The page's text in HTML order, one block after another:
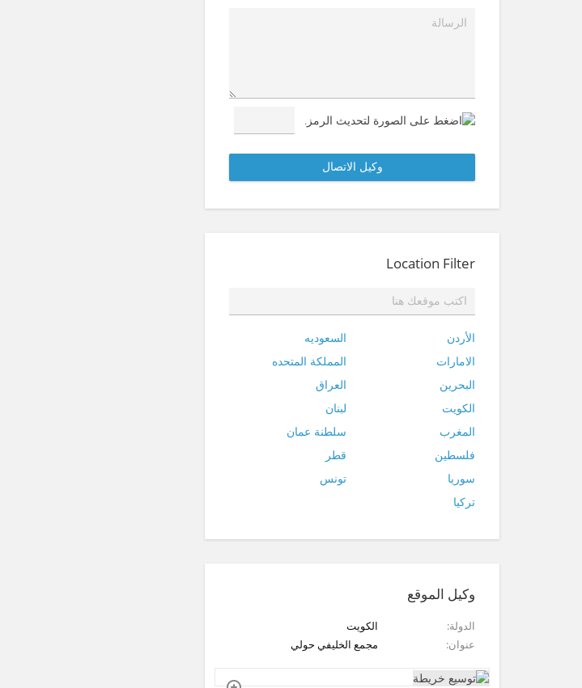
Location Filter
الأردن
السعوديه
الامارات
المملكة المتحده
البحرين
العراق
الكويت
لبنان
المغرب
سلطنة عمان
فلسطين
قطر
سوريا
تونس
تركيا
وكيل الموقع
الدولة
الكويت
عنوان
مجمع الخليفي حولي